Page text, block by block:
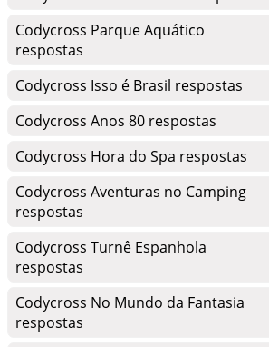
Codycross Parque Aquático
respostas
Codycross Isso é Brasil respostas
Codycross Anos 80 respostas
Codycross Hora do Spa respostas
Codycross Aventuras no Camping
respostas
Codycross Turnê Espanhola
respostas
Codycross No Mundo da Fantasia
respostas